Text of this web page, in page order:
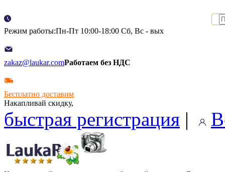
Режим работы:Пн-Пт 10:00-18:00 Сб, Вс - вых
zakaz@laukar.comРаботаем без НДС
Бесплатно доставим
Накапливай скидку,
быстрая регистрация |